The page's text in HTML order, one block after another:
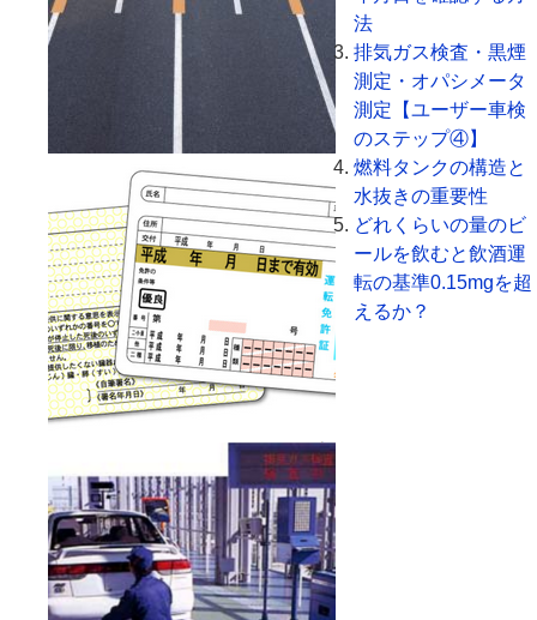
法
排気ガス検査・黒煙
測定・オパシメータ
測定【ユーザー車検
のステップ④】
燃料タンクの構造と
水抜きの重要性
どれくらいの量のビ
ールを飲むと飲酒運
転の基準0.15mgを超
えるか？